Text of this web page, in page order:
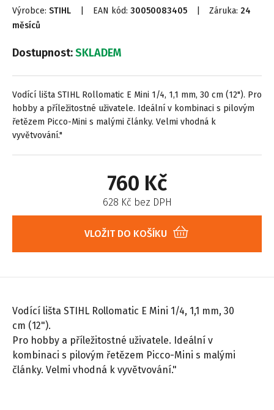
Výrobce: STIHL EAN kód: 30050083405 Záruka: 24
měsíců
Dostupnost:SKLADEM
Vodící lišta STIHL Rollomatic E Mini 1/4, 1,1 mm, 30 cm (12"). Pro
hobby a příležitostné uživatele. Ideální v kombinaci s pilovým
řetězem Picco-Mini s malými články. Velmi vhodná k
vyvětvování."
760 Kč
628 Kč bez DPH
VLOŽIT DO KOŠÍKU
Vodící lišta STIHL Rollomatic E Mini 1/4, 1,1 mm, 30
cm (12").
Pro hobby a příležitostné uživatele. Ideální v
kombinaci s pilovým řetězem Picco-Mini s malými
články. Velmi vhodná k vyvětvování."